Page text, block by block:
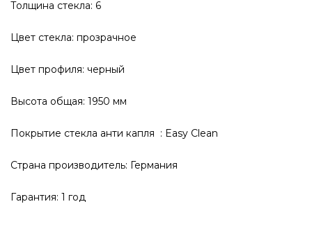
Толщина стекла: 6
Цвет стекла: прозрачное
Цвет профиля: черный
Высота общая: 1950 мм
Покрытие стекла анти капля : Easy Clean
Страна производитель: Германия
Гарантия: 1 год